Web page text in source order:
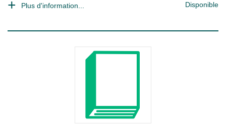
Plus d'information... Disponible